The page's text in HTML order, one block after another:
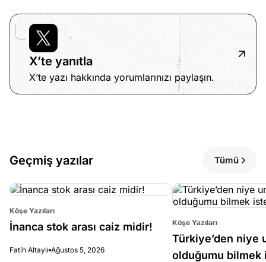
X’te yanıtla
X’te yazı hakkında yorumlarınızı paylaşın.
Geçmiş yazılar Tümü
Köşe Yazıları
İnanca stok arası caiz midir!
Fatih Altaylı Ağustos 5, 2026
Köşe Yazıları
Türkiye’den niye
olduğumu bilmek